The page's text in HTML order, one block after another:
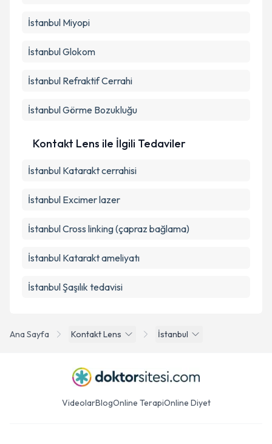
Ana Sayfa Kontakt Lens İstanbul
İstanbul Miyopi
İstanbul Glokom
İstanbul Refraktif Cerrahi
İstanbul Görme Bozukluğu
Kontakt Lens ile İlgili Tedaviler
İstanbul Katarakt cerrahisi
İstanbul Excimer lazer
İstanbul Cross linking (çapraz bağlama)
İstanbul Katarakt ameliyatı
İstanbul Şaşılık tedavisi
VideolarBlogOnline TerapiOnline Diyet